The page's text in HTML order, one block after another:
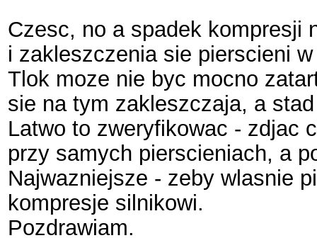
Czesc, no a spadek kompresji
i zakleszczenia sie pierscieni
Tlok moze nie byc mocno
sie na tym zakleszczaja, a
Latwo to zweryfikowac - zdjac
przy samych pierscieniach, a
Najwazniejsze - zeby wlasnie
kompresje silnikowi.
Pozdrawiam.